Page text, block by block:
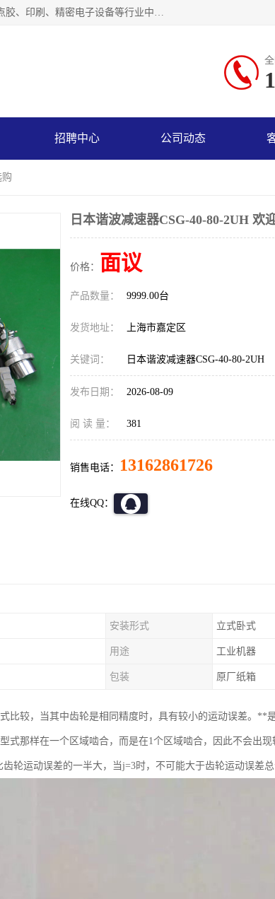
上海浜田实业有限公司专业致力于传动控制行业。面向工业机器人、半导体、机床、船舶、点胶、印刷、精密电子设备等行业中的运动控制技术。为日本哈默纳科（HarmonicDrive简称HD）中国地区定代理商，其生产的HarmonicDrive谐波减速机，具有轻量、小型、传动效率高、减速范围广、精度高等特点，被广泛应用于各种传动系统中。完善的技术，完善的售后，让您的选择无后顾之忧，欢迎您的来电洽谈！
招聘中心 公司动态
购
日本谐波减速器CSG-40-80-2UH 欢
价格： 面议
产品数量： 9999.00台
发货地址： 上海市嘉定区
关键词： 日本谐波减速器CSG-40-80-2UH
发布日期： 2026-08-09
阅 读 量： 381
销售电话： 13162861726
在线QQ：
安装形式 立式卧式
用途 工业机器
包装 原厂纸箱
比较，当其中齿轮是相同精度时，具有较小的运动误差。**
那样在一个区域啮合，而是在1个区域啮合，因此不会出现
轮运动误差的一半大，当j=3时，不可能大于齿轮运动误差